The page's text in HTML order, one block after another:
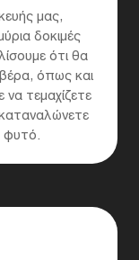
μας,
δοκιμές
ότι θα
όπως και
τεμαχίζετε
φυτό.